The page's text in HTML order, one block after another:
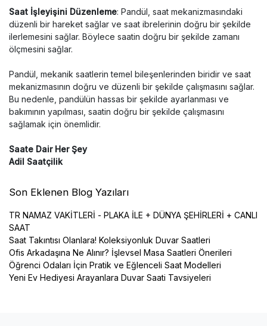
Saat İşleyişini Düzenleme: Pandül, saat mekanizmasındaki
düzenli bir hareket sağlar ve saat ibrelerinin doğru bir şekilde
ilerlemesini sağlar. Böylece saatin doğru bir şekilde zamanı
ölçmesini sağlar.
Pandül, mekanik saatlerin temel bileşenlerinden biridir ve saat
mekanizmasının doğru ve düzenli bir şekilde çalışmasını sağlar.
Bu nedenle, pandülün hassas bir şekilde ayarlanması ve
bakımının yapılması, saatin doğru bir şekilde çalışmasını
sağlamak için önemlidir.
Saate Dair Her Şey
Adil Saatçilik
Son Eklenen Blog Yazıları
TR NAMAZ VAKİTLERİ - PLAKA İLE + DÜNYA ŞEHİRLERİ + CANLI
SAAT
Saat Takıntısı Olanlara! Koleksiyonluk Duvar Saatleri
Ofis Arkadaşına Ne Alınır? İşlevsel Masa Saatleri Önerileri
Öğrenci Odaları İçin Pratik ve Eğlenceli Saat Modelleri
Yeni Ev Hediyesi Arayanlara Duvar Saati Tavsiyeleri